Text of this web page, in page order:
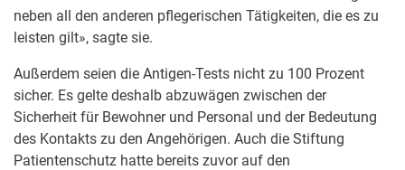
neben all den anderen pflegerischen Tätigkeiten, die es zu
leisten gilt», sagte sie.
Außerdem seien die Antigen-Tests nicht zu 100 Prozent
sicher. Es gelte deshalb abzuwägen zwischen der
Sicherheit für Bewohner und Personal und der Bedeutung
des Kontakts zu den Angehörigen. Auch die Stiftung
Patientenschutz hatte bereits zuvor auf den